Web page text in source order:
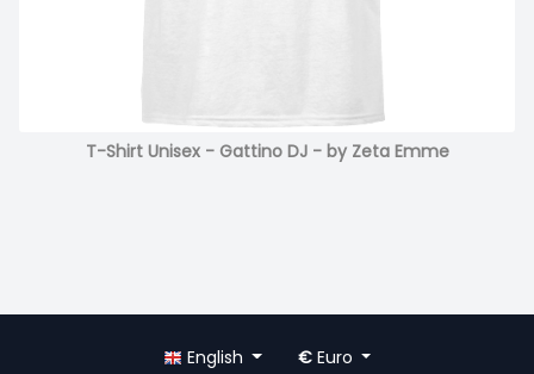
T-Shirt Unisex - Gattino DJ - by Zeta Emme
English €Euro